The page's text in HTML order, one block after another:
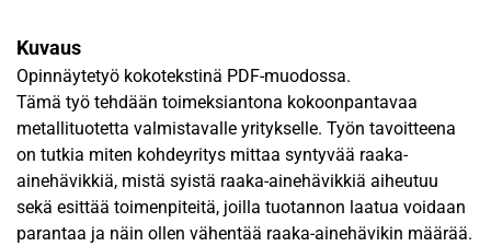
Kuvaus
Opinnäytetyö kokotekstinä PDF-muodossa.
Tämä työ tehdään toimeksiantona kokoonpantavaa
metallituotetta valmistavalle yritykselle. Työn tavoitteena
on tutkia miten kohdeyritys mittaa syntyvää raaka-
ainehävikkiä, mistä syistä raaka-ainehävikkiä aiheutuu
sekä esittää toimenpiteitä, joilla tuotannon laatua voidaan
parantaa ja näin ollen vähentää raaka-ainehävikin määrää.